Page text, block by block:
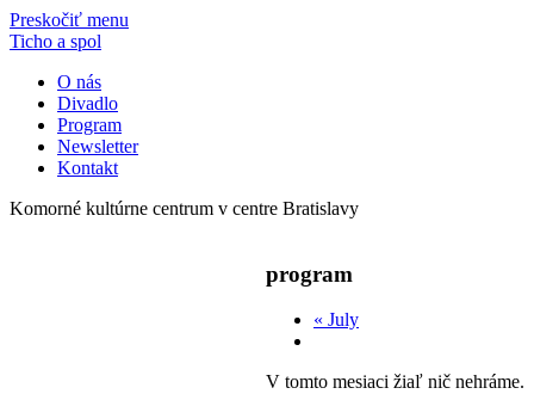
Preskočiť menu
Ticho a spol
O nás
Divadlo
Program
Newsletter
Kontakt
Komorné kultúrne centrum v centre Bratislavy
program
« July
V tomto mesiaci žiaľ nič nehráme.